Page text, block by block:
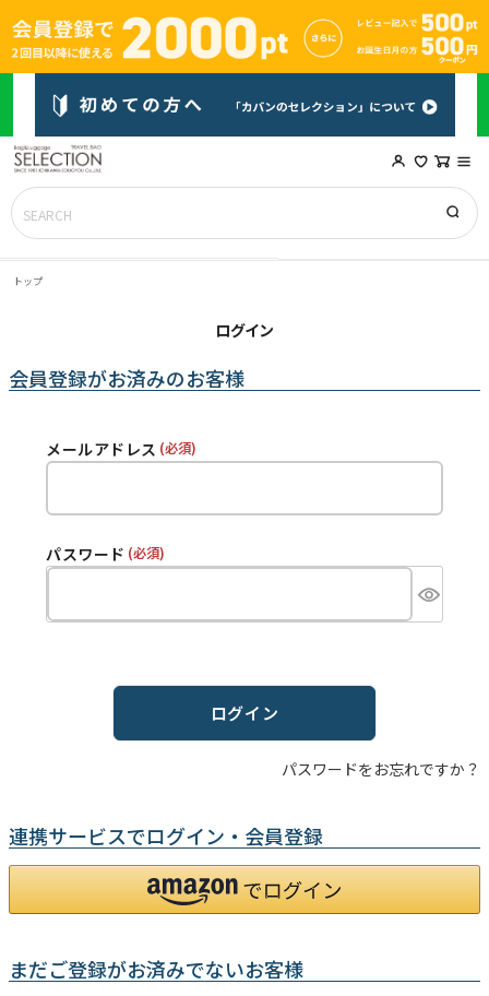
トップ
ログイン
会員登録がお済みのお客様
メールアドレス (必須)
パスワード (必須)
ログイン
パスワードをお忘れですか？
連携サービスでログイン・会員登録
まだご登録がお済みでないお客様